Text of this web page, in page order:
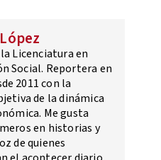
Licenciatura en
Social. Reportera en
2011 con la
de la dinámica
Me gusta
en historias y
de quienes